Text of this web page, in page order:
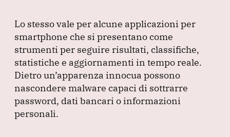
Lo stesso vale per alcune applicazioni per
smartphone che si presentano come
strumenti per seguire risultati, classifiche,
statistiche e aggiornamenti in tempo reale.
Dietro un’apparenza innocua possono
nascondere malware capaci di sottrarre
password, dati bancari o informazioni
personali.